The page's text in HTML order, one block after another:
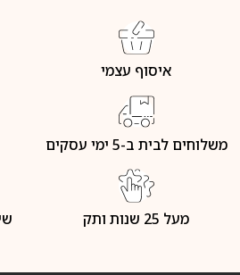
איסוף עצמי
משלוחים לבית ב-5 ימי עסקים
מעל 25 שנות ותק